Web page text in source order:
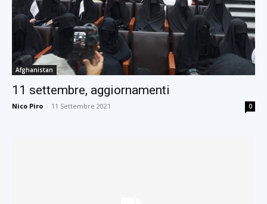
Afghanistan
11 settembre, aggiornamenti
Nico Piro - 11 Settembre 2021 0